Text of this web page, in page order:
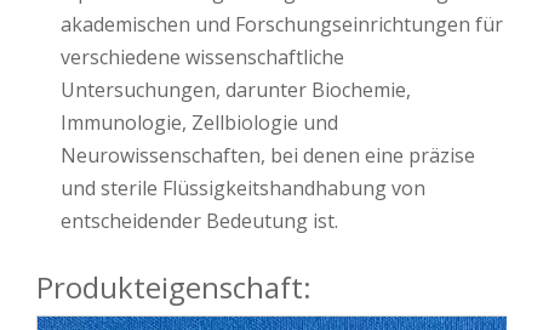
akademischen und Forschungseinrichtungen für
verschiedene wissenschaftliche
Untersuchungen, darunter Biochemie,
Immunologie, Zellbiologie und
Neurowissenschaften, bei denen eine präzise
und sterile Flüssigkeitshandhabung von
entscheidender Bedeutung ist.
Produkteigenschaft: